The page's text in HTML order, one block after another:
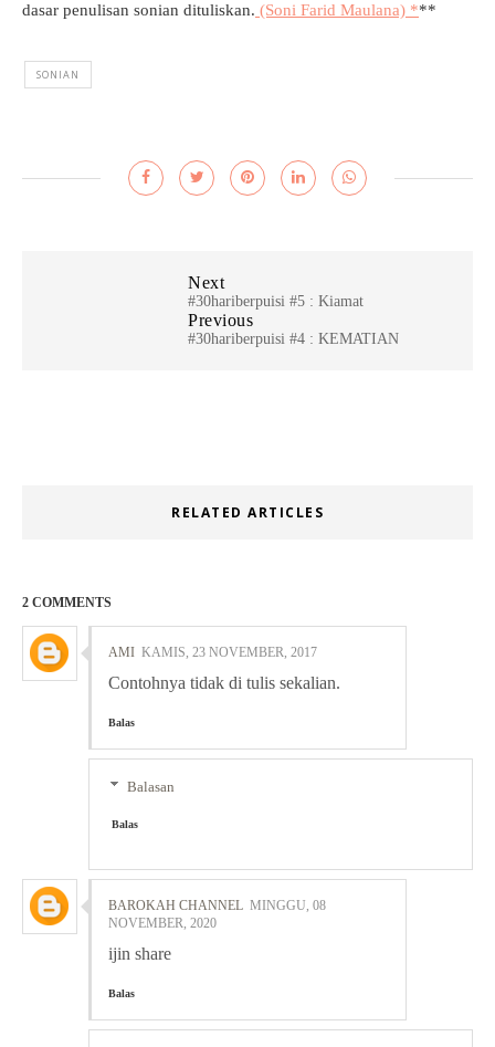
dasar penulisan sonian dituliskan. (Soni Farid Maulana) ***
SONIAN
Next
#30hariberpuisi #5 : Kiamat
Previous
#30hariberpuisi #4 : KEMATIAN
RELATED ARTICLES
2 COMMENTS
AMI KAMIS, 23 NOVEMBER, 2017
Contohnya tidak di tulis sekalian.
Balas
Balasan
Balas
BAROKAH CHANNEL MINGGU, 08
NOVEMBER, 2020
ijin share
Balas